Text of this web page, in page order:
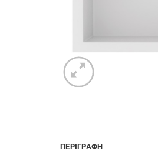
ΠΕΡΙΓΡΑΦΉ